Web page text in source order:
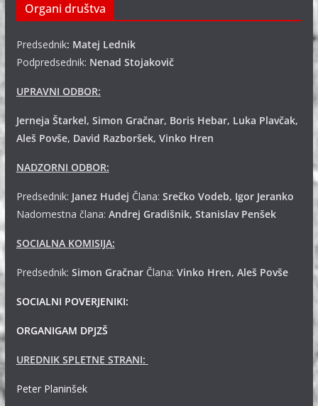
Organi društva
Predsednik: Matej Lednik
Podpredsednik: Nenad Stojakovič
UPRAVNI ODBOR:
Jerneja Štarkel, Simon Gračnar, Boris Hebar, Luka Plavčak,
Aleš Povše, David Razboršek, Vinko Hren
NADZORNI ODBOR:
Predsednik: Janez Hudej Člana: Srečko Vodeb, Igor Jeranko
Nadomestna člana: Andrej Gradišnik, Stanislav Penšek
SOCIALNA KOMISIJA:
Predsednik: Simon GračnarČlana: Vinko Hren, Aleš Povše
SOCIALNI POVERJENIKI:
ORGANIGAM DPJZŠ
UREDNIK SPLETNE STRANI:
Peter Planinšek